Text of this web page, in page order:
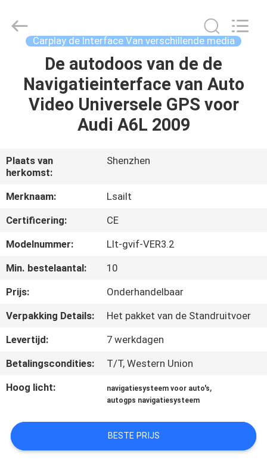
PRODUCTEN
ONGEVEER
ONS
FABRIEKSREIS
KWALITEITSCONTROLE
CONTACTEER
ONS
NIEUWS
SITEMAP
Automobile
Electron
Carplay de Interface Van verschillende media
De autodoos van de de
Navigatieinterface van Auto
Video Universele GPS voor
Audi A6L 2009
Plaats van
herkomst:
Shenzhen
Merknaam:
Lsailt
Certificering:
CE
Modelnummer:
Llt-gvif-VER3.2
Min. bestelaantal:
10
Prijs:
Onderhandelbaar
Verpakking Details:
Het pakket van de Standruitvoer
Levertijd:
7 werkdagen
Betalingscondities:
T/T, Western Union
Hoog licht:
navigatiesysteem voor auto's,
autogps navigatiesysteem
BESTE PRIJS